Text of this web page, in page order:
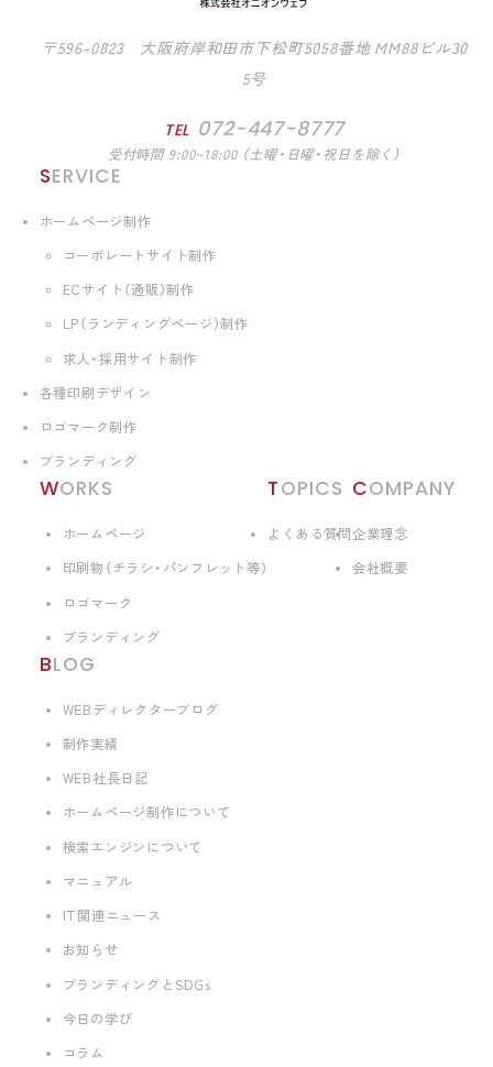
〒596-0823 大阪府岸和田市下松町5058番地 MM88ビル30
5号
TEL 072-447-8777
受付時間 9:00~18:00 （土曜・日曜・祝日を除く）
SERVICE
ホームページ制作
コーポレートサイト制作
ECサイト（通販）制作
LP（ランディングページ）制作
求人・採用サイト制作
各種印刷デザイン
ロゴマーク制作
ブランディング
WORKS
ホームページ
印刷物（チラシ・パンフレット等）
ロゴマーク
ブランディング
TOPICS
よくある質問
COMPANY
企業理念
会社概要
BLOG
WEBディレクターブログ
制作実績
WEB社長日記
ホームページ制作について
検索エンジンについて
マニュアル
IT関連ニュース
お知らせ
ブランディングとSDGs
今日の学び
コラム